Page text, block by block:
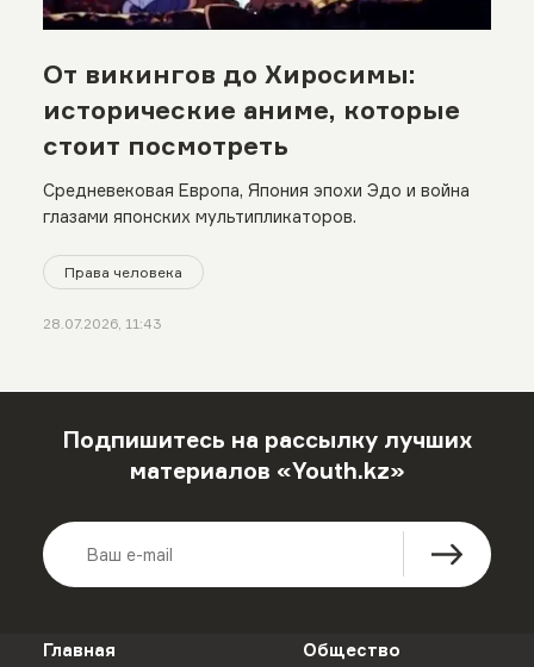
От викингов до Хиросимы:
исторические аниме, которые
стоит посмотреть
Средневековая Европа, Япония эпохи Эдо и война
глазами японских мультипликаторов.
Права человека
28.07.2026, 11:43
Подпишитесь на рассылку лучших
материалов «Youth.kz»
Главная
Общество